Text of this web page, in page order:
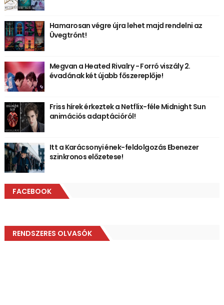
Hamarosan végre újra lehet majd rendelni az
Üvegtrónt!
Megvan a Heated Rivalry - Forró viszály 2.
évadának két újabb főszereplője!
Friss hírek érkeztek a Netflix-féle Midnight Sun
animációs adaptációról!
Itt a Karácsonyi ének-feldolgozás Ebenezer
szinkronos előzetese!
FACEBOOK
RENDSZERES OLVASÓK